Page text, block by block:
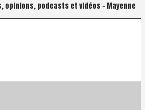
podcasts et vidéos – Mayenne